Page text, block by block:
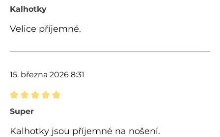
Recenze s hodnocením 5 z 5 hvězd
Kalhotky
Velice příjemné.
15. března 2026 8:31
Recenze s hodnocením 5 z 5 hvězd
Super
Kalhotky jsou příjemné na nošení.